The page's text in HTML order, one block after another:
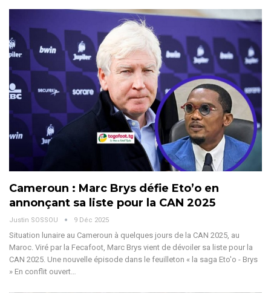
Cameroun : Marc Brys défie Eto’o en
annonçant sa liste pour la CAN 2025
Justin SOSSOU 9 Déc 2025
Situation lunaire au Cameroun à quelques jours de la CAN 2025, au
Maroc. Viré par la Fecafoot, Marc Brys vient de dévoiler sa liste pour la
CAN 2025. Une nouvelle épisode dans le feuilleton « la saga Eto'o - Brys
» En conflit ouvert